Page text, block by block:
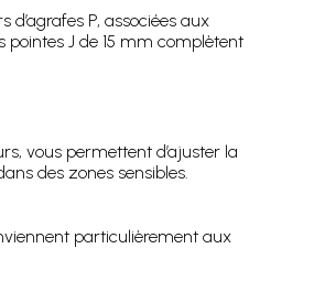
P, associées aux
pointes J de 15 mm complètent
vous permettent d’ajuster la
des zones sensibles.
particulièrement aux